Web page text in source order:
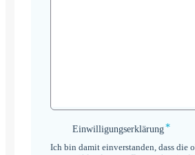
Einwilligungserklärung
Einwilligungserklärung*
Ich bin damit einverstanden, dass die